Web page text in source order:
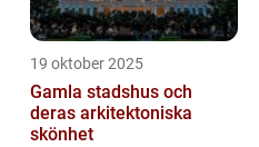
19 oktober 2025
Gamla stadshus och
deras arkitektoniska
skönhet